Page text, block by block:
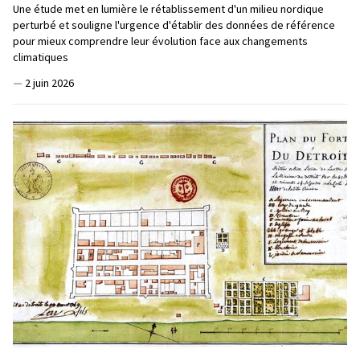
Une étude met en lumière le rétablissement d'un milieu nordique
perturbé et souligne l'urgence d'établir des données de référence
pour mieux comprendre leur évolution face aux changements
climatiques
— 2 juin 2026